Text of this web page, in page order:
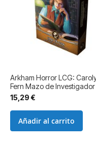
Arkham Horror LCG:
Fern Mazo de Investigador
15,29 €
Añadir al carrito